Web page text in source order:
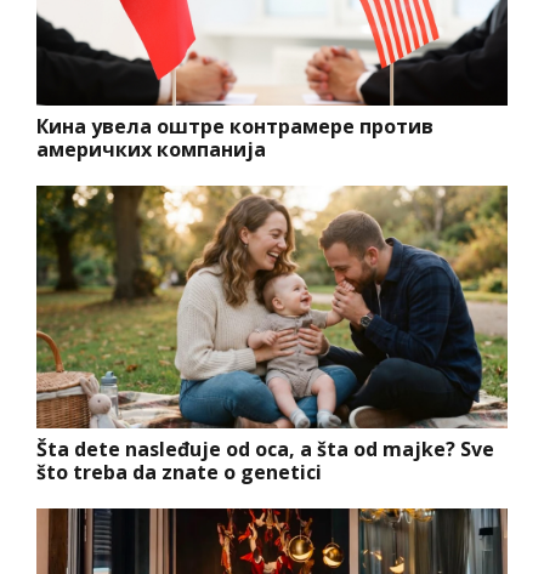
Кина увела оштре контрамере против
америчких компанија
Šta dete nasleđuje od oca, a šta od majke? Sve
što treba da znate o genetici